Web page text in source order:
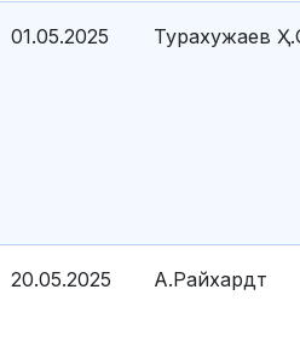
01.05.2025 Турахужаев
20.05.2025 А.Райхардт